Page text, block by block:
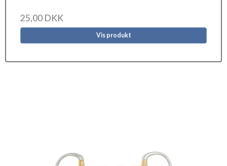
25,00 DKK
Vis produkt